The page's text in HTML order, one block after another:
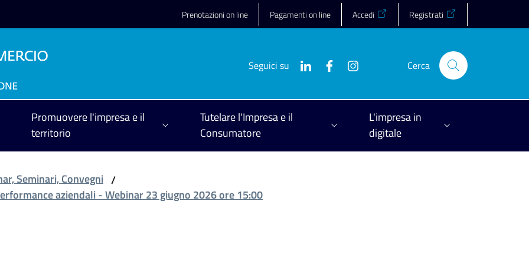
Prenotazioni on line Pagamenti on line Accedi Registrati
Seguici su Cerca
Promuovere l'impresa e il
territorio
Tutelare l'Impresa e il
Consumatore
L'impresa in
digitale
Seminari, Convegni /
aziendali - Webinar 23 giugno 2026 ore 15:00